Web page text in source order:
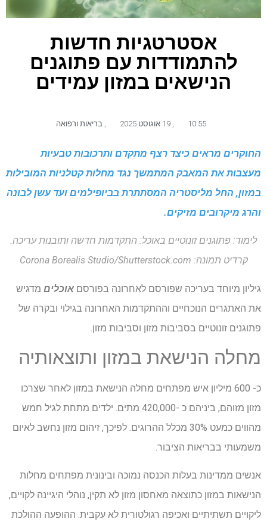
אסטרטגיות חדשות
להתמודדות עם פתוגנים
הנישאים במזון עמידים
10:55 בריאות ורפואה
החוקרים מראים כיצד רצף מתקדם ותרכובות טבעיות
מעצבות את המאבק המתמשך נגד מחלות קטלניות המובילות
במזון, החל מליסטריה המסתתרת בביופילמים ועד עשן לבונה
והרג מיקרובים מזיקים.
לימוד: פתוגנים זונוטיים באוכל: התקדמות חדשה ותובנות עריכה.
קרדיט תמונה: Corona Borealis Studio/Shutterstock.com
גיליון מיוחד בעריכה שפורסם לאחרונה בפורסם אוכלים מדגיש
את האתגרים הנוכחיים וההתקדמות האחרונה בגילוי ובקרה של
פתוגנים זונוטיים בסביבות מזון וסביבות מזון.
מחלה הנישאת במזון ותוצאותיה
כ- 600 מיליון איש מפתחים מחלה הנישאת במזון לאחר שצרכו
מזון מזוהם, ביניהם כ -420,000 מתים. ילדים מתחת לגיל חמש
מהווים כמעט 30% מכלל ההרוגים. לפיכך, זיהום מזון נחשב לאיום
משמעותי בבריאות הציבור.
אנשים ממדינות בעלות הכנסה נמוכה ובינונית מפתחים מחלות
הנישאות במזון כתוצאה מאחסון מזון לא תקין, נוהלי היגיינה לקויים,
ליקויים תשתיתיים ואכיפה רגולטורית לא עקבית. ההופעה ההולכת